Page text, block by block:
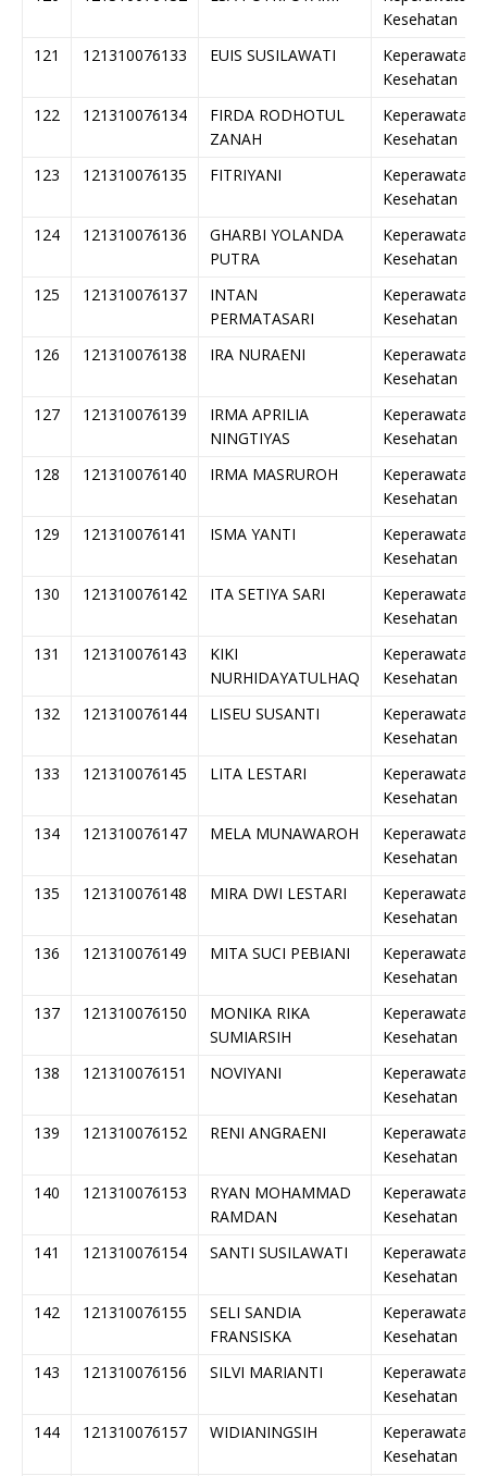
Kesehatan
121
121310076133 EUIS SUSILAWATI
Keperawatan
Kesehatan
122
121310076134
FIRDA RODHOTUL
ZANAH
Keperawatan
Kesehatan
123
121310076135 FITRIYANI
Keperawatan
Kesehatan
124
121310076136
GHARBI YOLANDA
PUTRA
Keperawatan
Kesehatan
125
121310076137
INTAN
PERMATASARI
Keperawatan
Kesehatan
126
121310076138 IRA NURAENI
Keperawatan
Kesehatan
127
121310076139
IRMA APRILIA
NINGTIYAS
Keperawatan
Kesehatan
128
121310076140 IRMA MASRUROH
Keperawatan
Kesehatan
129
121310076141 ISMA YANTI
Keperawatan
Kesehatan
130
121310076142 ITA SETIYA SARI
Keperawatan
Kesehatan
131
121310076143
KIKI
NURHIDAYATULHAQ
Keperawatan
Kesehatan
132
121310076144 LISEU SUSANTI
Keperawatan
Kesehatan
133
121310076145 LITA LESTARI
Keperawatan
Kesehatan
134
121310076147 MELA MUNAWAROH
Keperawatan
Kesehatan
135
121310076148 MIRA DWI LESTARI
Keperawatan
Kesehatan
136
121310076149 MITA SUCI PEBIANI
Keperawatan
Kesehatan
137
121310076150
MONIKA RIKA
SUMIARSIH
Keperawatan
Kesehatan
138
121310076151 NOVIYANI
Keperawatan
Kesehatan
139
121310076152 RENI ANGRAENI
Keperawatan
Kesehatan
140
121310076153
RYAN MOHAMMAD
RAMDAN
Keperawatan
Kesehatan
141
121310076154 SANTI SUSILAWATI
Keperawatan
Kesehatan
142
121310076155
SELI SANDIA
FRANSISKA
Keperawatan
Kesehatan
143
121310076156 SILVI MARIANTI
Keperawatan
Kesehatan
144
121310076157 WIDIANINGSIH
Keperawatan
Kesehatan